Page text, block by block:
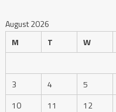
August 2026
M
T W
3
4 5
10
11 12